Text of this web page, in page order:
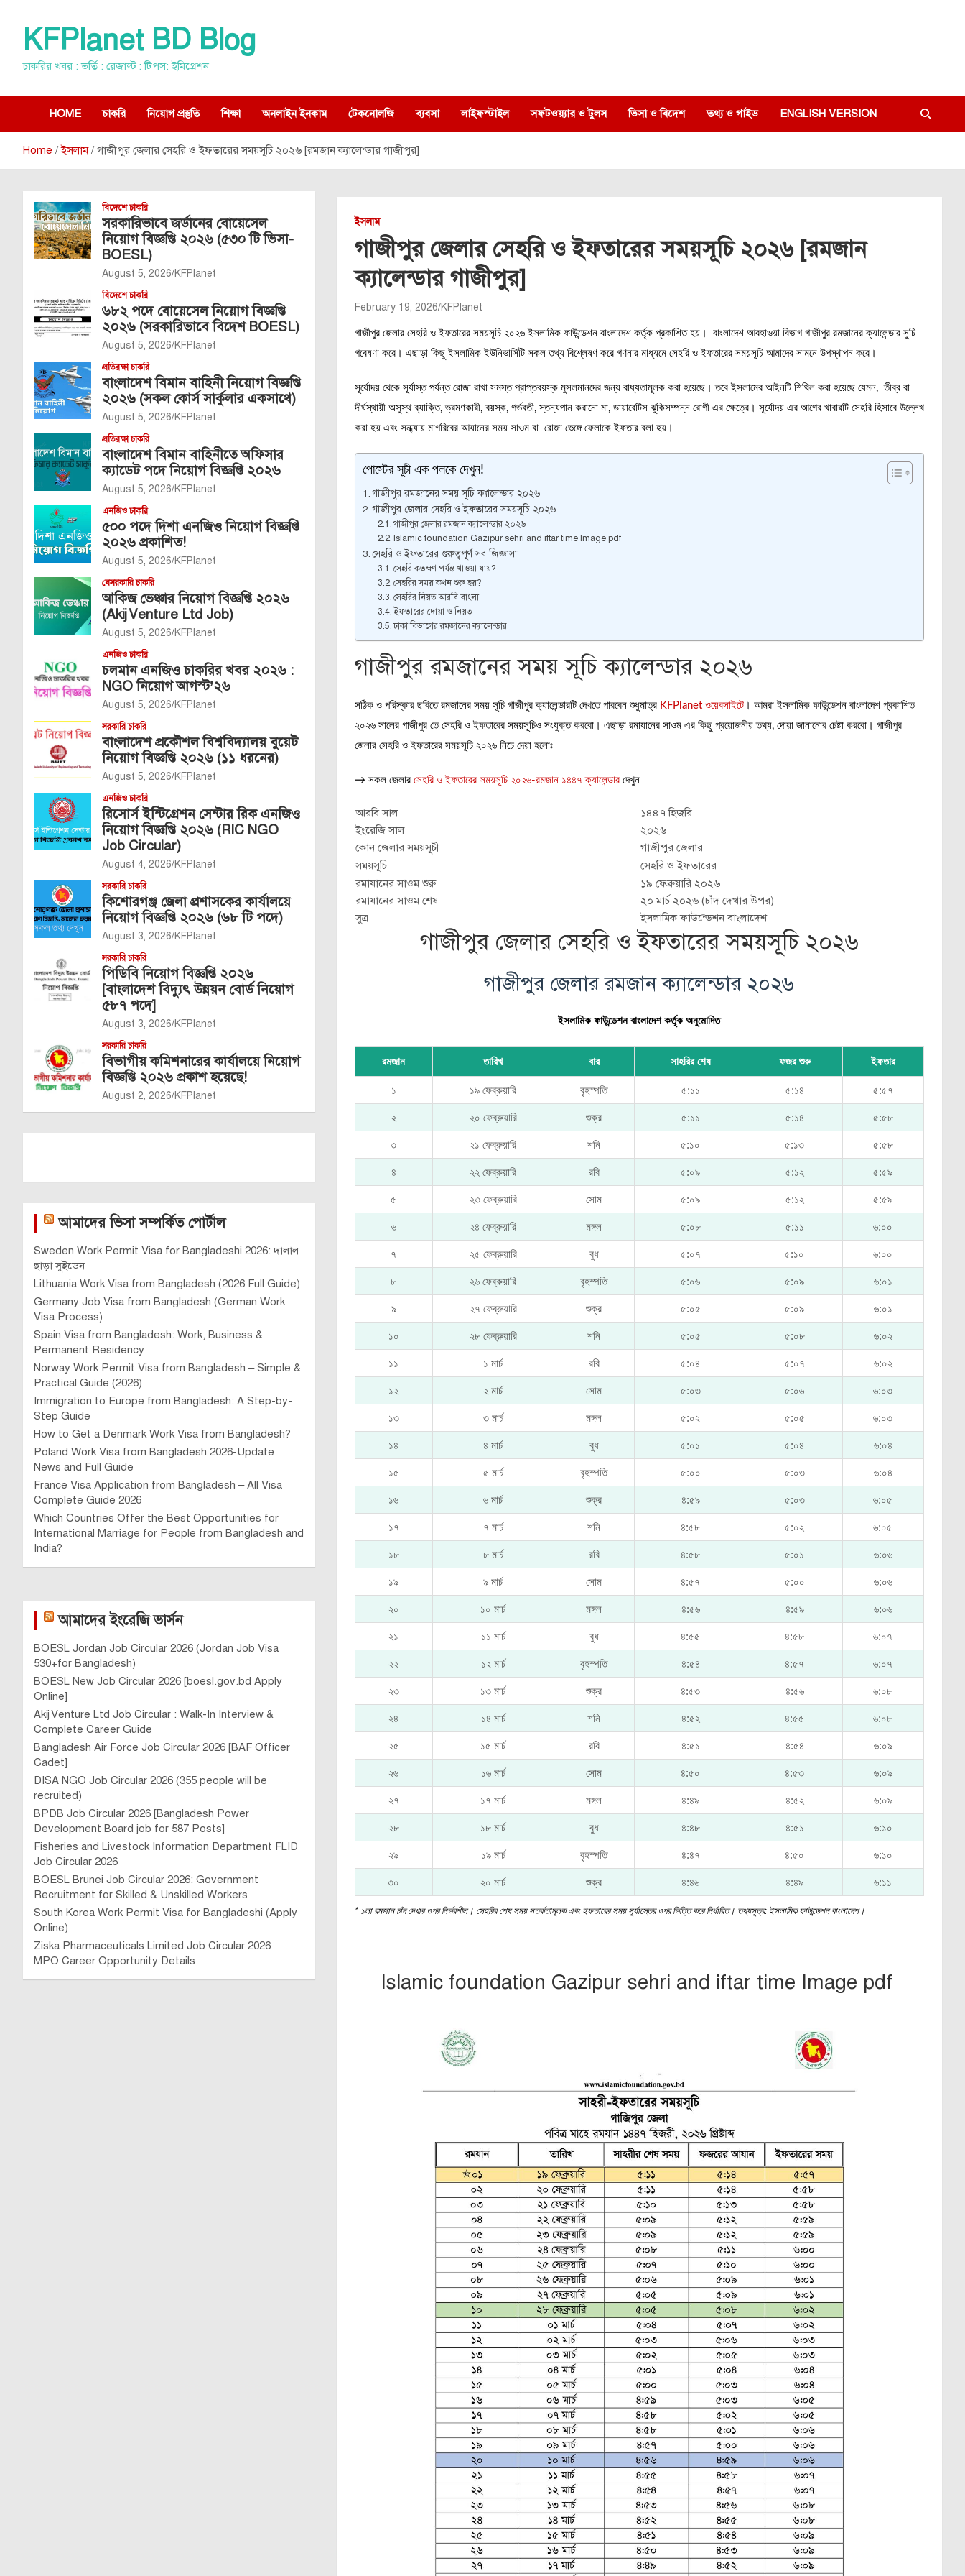
contentKFPlanet BD Blog
চাকরির খবর : ভর্তি : রেজাল্ট : টিপস: ইমিগ্রেশন
HOME চাকরি নিয়োগ প্রস্তুতি শিক্ষা অনলাইন ইনকাম টেকনোলজি ব্যবসা লাইফস্টাইল সফটওয়্যার ও টুলস ভিসা ও বিদেশ তথ্য ও গাইড ENGLISH VERSION
Home ইসলাম গাজীপুর জেলার সেহরি ও ইফতারের সময়সূচি ২০২৬ [রমজান ক্যালেন্ডার গাজীপুর]
ইসলাম
গাজীপুর জেলার সেহরি ও ইফতারের সময়সূচি ২০২৬ [রমজান
ক্যালেন্ডার গাজীপুর]
February 19, 2026 KFPlanet
গাজীপুর জেলার সেহরি ও ইফতারের সময়সূচি ২০২৬ ইসলামিক ফাউন্ডেশন বাংলাদেশ কর্তৃক প্রকাশিত হয়। বাংলাদেশ আবহাওয়া বিভাগ গাজীপুর রমজানের ক্যালেন্ডার সুচি
গবেষণা করে। এছাড়া কিছু ইসলামিক ইউনিভার্সিটি সকল তথ্য বিশ্লেষণ করে গণনার মাধ্যমে সেহরি ও ইফতারের সময়সূচি আমাদের সামনে উপস্থাপন করে।
সূর্যোদয় থেকে সূর্যাস্ত পর্যন্ত রোজা রাখা সমস্ত প্রাপ্তবয়স্ক মুসলমানদের জন্য বাধ্যতামূলক করা হয়েছে। তবে ইসলামের আইনটি শিথিল করা হয়েছে যেমন, তীব্র বা
দীর্ঘস্থায়ী অসুস্থ ব্যাক্তি, ভ্রমণকারী, বয়স্ক, গর্ভবতী, স্তন্যপান করানো মা, ডায়াবেটিস ঝুকিসম্পন্ন রোগী এর ক্ষেত্রে। সূর্যোদয় এর আগের খাবারটি সেহরি হিসাবে উল্লেখ
করা হয় এবং সন্ধ্যায় মাগরিবের আযানের সময় সাওম বা রোজা ভেঙ্গে ফেলাকে ইফতার বলা হয়।
পোস্টের সূচী এক পলকে দেখুন!
গাজীপুর রমজানের সময় সূচি ক্যালেন্ডার ২০২৬
গাজীপুর জেলার সেহরি ও ইফতারের সময়সূচি ২০২৬
গাজীপুর জেলার রমজান ক্যালেন্ডার ২০২৬
Islamic foundation Gazipur sehri and iftar time Image pdf
সেহরি ও ইফতারের গুরুত্বপূর্ণ সব জিজ্ঞাসা
সেহরি কতক্ষণ পর্যন্ত খাওয়া যায়?
সেহরির সময় কখন শুরু হয়?
সেহরির নিয়ত আরবি বাংলা
ইফতারের দোয়া ও নিয়ত
ঢাকা বিভাগের রমজানের ক্যালেন্ডার
গাজীপুর রমজানের সময় সূচি ক্যালেন্ডার ২০২৬
সঠিক ও পরিস্কার ছবিতে রমজানের সময় সূচি গাজীপুর ক্যালেন্ডারটি দেখতে পারবেন শুধুমাত্র KFPlanet ওয়েবসাইটে। আমরা ইসলামিক ফাউন্ডেশন বাংলাদেশ প্রকাশিত
২০২৬ সালের গাজীপুর তে সেহরি ও ইফতারের সময়সূচিও সংযুক্ত করবো। এছাড়া রমাযানের সাওম এর কিছু প্রয়োজনীয় তথ্য, দোয়া জানানোর চেষ্টা করবো। গাজীপুর
জেলার সেহরি ও ইফতারের সময়সূচি ২০২৬ নিচে দেয়া হলোঃ
→ সকল জেলার সেহরি ও ইফতারের সময়সূচি ২০২৬-রমজান ১৪৪৭ ক্যালেন্ডার দেখুন
আরবি সাল
১৪৪৭ হিজরি
ইংরেজি সাল
২০২৬
কোন জেলার সময়সূচী
গাজীপুর জেলার
সময়সূচি
সেহরি ও ইফতারের
রমাযানের সাওম শুরু
১৯ ফেব্রুয়ারি ২০২৬
রমাযানের সাওম শেষ
২০ মার্চ ২০২৬ (চাঁদ দেখার উপর)
সুত্র
ইসলামিক ফাউন্ডেশন বাংলাদেশ
গাজীপুর জেলার সেহরি ও ইফতারের সময়সূচি ২০২৬
গাজীপুর জেলার রমজান ক্যালেন্ডার ২০২৬
ইসলামিক ফাউন্ডেশন বাংলাদেশ কর্তৃক অনুমোদিত
রমজান তারিখ বার সাহরির শেষ ফজর শুরু ইফতার
১ ১৯ ফেব্রুয়ারি বৃহস্পতি ৫:১১ ৫:১৪ ৫:৫৭
২ ২০ ফেব্রুয়ারি শুক্র ৫:১১ ৫:১৪ ৫:৫৮
৩ ২১ ফেব্রুয়ারি শনি ৫:১০ ৫:১৩ ৫:৫৮
৪ ২২ ফেব্রুয়ারি রবি ৫:০৯ ৫:১২ ৫:৫৯
৫ ২৩ ফেব্রুয়ারি সোম ৫:০৯ ৫:১২ ৫:৫৯
৬ ২৪ ফেব্রুয়ারি মঙ্গল ৫:০৮ ৫:১১ ৬:০০
৭ ২৫ ফেব্রুয়ারি বুধ ৫:০৭ ৫:১০ ৬:০০
৮ ২৬ ফেব্রুয়ারি বৃহস্পতি ৫:০৬ ৫:০৯ ৬:০১
৯ ২৭ ফেব্রুয়ারি শুক্র ৫:০৫ ৫:০৯ ৬:০১
১০ ২৮ ফেব্রুয়ারি শনি ৫:০৫ ৫:০৮ ৬:০২
১১ ১ মার্চ রবি ৫:০৪ ৫:০৭ ৬:০২
১২ ২ মার্চ সোম ৫:০৩ ৫:০৬ ৬:০৩
১৩ ৩ মার্চ মঙ্গল ৫:০২ ৫:০৫ ৬:০৩
১৪ ৪ মার্চ বুধ ৫:০১ ৫:০৪ ৬:০৪
১৫ ৫ মার্চ বৃহস্পতি ৫:০০ ৫:০৩ ৬:০৪
১৬ ৬ মার্চ শুক্র ৪:৫৯ ৫:০৩ ৬:০৫
১৭ ৭ মার্চ শনি ৪:৫৮ ৫:০২ ৬:০৫
১৮ ৮ মার্চ রবি ৪:৫৮ ৫:০১ ৬:০৬
১৯ ৯ মার্চ সোম ৪:৫৭ ৫:০০ ৬:০৬
২০ ১০ মার্চ মঙ্গল ৪:৫৬ ৪:৫৯ ৬:০৬
২১ ১১ মার্চ বুধ ৪:৫৫ ৪:৫৮ ৬:০৭
২২ ১২ মার্চ বৃহস্পতি ৪:৫৪ ৪:৫৭ ৬:০৭
২৩ ১৩ মার্চ শুক্র ৪:৫৩ ৪:৫৬ ৬:০৮
২৪ ১৪ মার্চ শনি ৪:৫২ ৪:৫৫ ৬:০৮
২৫ ১৫ মার্চ রবি ৪:৫১ ৪:৫৪ ৬:০৯
২৬ ১৬ মার্চ সোম ৪:৫০ ৪:৫৩ ৬:০৯
২৭ ১৭ মার্চ মঙ্গল ৪:৪৯ ৪:৫২ ৬:০৯
২৮ ১৮ মার্চ বুধ ৪:৪৮ ৪:৫১ ৬:১০
২৯ ১৯ মার্চ বৃহস্পতি ৪:৪৭ ৪:৫০ ৬:১০
৩০ ২০ মার্চ শুক্র ৪:৪৬ ৪:৪৯ ৬:১১
* ১লা রমজান চাঁদ দেখার ওপর নির্ভরশীল। সেহরির শেষ সময় সতর্কতামূলক এবং ইফতারের সময় সূর্যাস্তের ওপর ভিত্তি করে নির্ধারিত। তথ্যসূত্র: ইসলামিক ফাউন্ডেশন বাংলাদেশ।
Islamic foundation Gazipur sehri and iftar time Image pdf
বিদেশে চাকরি
সরকারিভাবে জর্ডানের বোয়েসেল
নিয়োগ বিজ্ঞপ্তি ২০২৬ (৫৩০ টি ভিসা-
BOESL)
August 5, 2026 KFPlanet
বিদেশে চাকরি
৬৮২ পদে বোয়েসেল নিয়োগ বিজ্ঞপ্তি
২০২৬ (সরকারিভাবে বিদেশ BOESL)
August 5, 2026 KFPlanet
প্রতিরক্ষা চাকরি
বাংলাদেশ বিমান বাহিনী নিয়োগ বিজ্ঞপ্তি
২০২৬ (সকল কোর্স সার্কুলার একসাথে)
August 5, 2026 KFPlanet
প্রতিরক্ষা চাকরি
বাংলাদেশ বিমান বাহিনীতে অফিসার
ক্যাডেট পদে নিয়োগ বিজ্ঞপ্তি ২০২৬
August 5, 2026 KFPlanet
এনজিও চাকরি
৫০০ পদে দিশা এনজিও নিয়োগ বিজ্ঞপ্তি
২০২৬ প্রকাশিত!
August 5, 2026 KFPlanet
বেসরকারি চাকরি
আকিজ ভেঞ্চার নিয়োগ বিজ্ঞপ্তি ২০২৬
(Akij Venture Ltd Job)
August 5, 2026 KFPlanet
এনজিও চাকরি
চলমান এনজিও চাকরির খবর ২০২৬ :
NGO নিয়োগ আগস্ট’২৬
August 5, 2026 KFPlanet
সরকারি চাকরি
বাংলাদেশ প্রকৌশল বিশ্ববিদ্যালয় বুয়েট
নিয়োগ বিজ্ঞপ্তি ২০২৬ (১১ ধরনের)
August 5, 2026 KFPlanet
এনজিও চাকরি
রিসোর্স ইন্টিগ্রেশন সেন্টার রিক এনজিও
নিয়োগ বিজ্ঞপ্তি ২০২৬ (RIC NGO
Job Circular)
August 4, 2026 KFPlanet
সরকারি চাকরি
কিশোরগঞ্জ জেলা প্রশাসকের কার্যালয়ে
নিয়োগ বিজ্ঞপ্তি ২০২৬ (৬৮ টি পদে)
August 3, 2026 KFPlanet
সরকারি চাকরি
পিডিবি নিয়োগ বিজ্ঞপ্তি ২০২৬
[বাংলাদেশ বিদ্যুৎ উন্নয়ন বোর্ড নিয়োগ
৫৮৭ পদে]
August 3, 2026 KFPlanet
সরকারি চাকরি
বিভাগীয় কমিশনারের কার্যালয়ে নিয়োগ
বিজ্ঞপ্তি ২০২৬ প্রকাশ হয়েছে!
August 2, 2026 KFPlanet
আমাদের ভিসা সম্পর্কিত পোর্টাল
Sweden Work Permit Visa for Bangladeshi 2026: দালাল
ছাড়া সুইডেন
Lithuania Work Visa from Bangladesh (2026 Full Guide)
Germany Job Visa from Bangladesh (German Work
Visa Process)
Spain Visa from Bangladesh: Work, Business &
Permanent Residency
Norway Work Permit Visa from Bangladesh – Simple &
Practical Guide (2026)
Immigration to Europe from Bangladesh: A Step-by-
Step Guide
How to Get a Denmark Work Visa from Bangladesh?
Poland Work Visa from Bangladesh 2026-Update
News and Full Guide
France Visa Application from Bangladesh – All Visa
Complete Guide 2026
Which Countries Offer the Best Opportunities for
International Marriage for People from Bangladesh and
India?
আমাদের ইংরেজি ভার্সন
BOESL Jordan Job Circular 2026 (Jordan Job Visa
530+for Bangladesh)
BOESL New Job Circular 2026 [boesl.gov.bd Apply
Online]
Akij Venture Ltd Job Circular : Walk-In Interview &
Complete Career Guide
Bangladesh Air Force Job Circular 2026 [BAF Officer
Cadet]
DISA NGO Job Circular 2026 (355 people will be
recruited)
BPDB Job Circular 2026 [Bangladesh Power
Development Board job for 587 Posts]
Fisheries and Livestock Information Department FLID
Job Circular 2026
BOESL Brunei Job Circular 2026: Government
Recruitment for Skilled & Unskilled Workers
South Korea Work Permit Visa for Bangladeshi (Apply
Online)
Ziska Pharmaceuticals Limited Job Circular 2026 –
MPO Career Opportunity Details